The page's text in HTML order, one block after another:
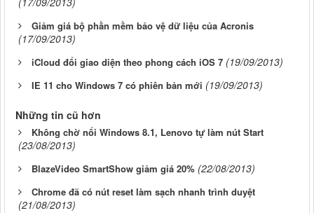
Giảm giá bộ phần mềm bảo vệ dữ liệu của Acronis
(17/09/2013)
iCloud đổi giao diện theo phong cách iOS 7 (19/09/2013)
IE 11 cho Windows 7 có phiên bản mới (19/09/2013)
Những tin cũ hơn
Không chờ nổi Windows 8.1, Lenovo tự làm nút Start
(23/08/2013)
BlazeVideo SmartShow giảm giá 20% (22/08/2013)
Chrome đã có nút reset làm sạch nhanh trình duyệt
(21/08/2013)